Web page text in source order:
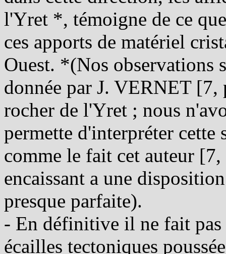
l'Yret *, témoigne de ce
ces apports de matériel
Ouest. *(Nos observations
donnée par J. VERNET [7,
rocher de l'Yret ; nous
permette d'interpréter cette
comme le fait cet auteur
encaissant a une
presque parfaite).
- En définitive il ne fait pas
écailles tectoniques